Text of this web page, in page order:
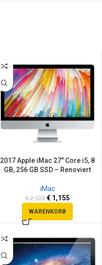
SALE
2017 Apple iMac 27″ Core i5, 8
GB, 256 GB SSD – Renoviert
iMac
€2,122 € 1,155
WARENKORB
SALE